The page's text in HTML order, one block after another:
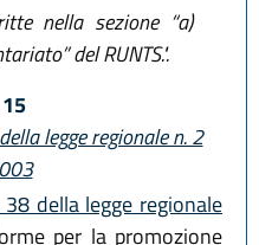
nella sezione “a)
del RUNTS.".
legge regionale n. 2
della legge regionale
per la promozione